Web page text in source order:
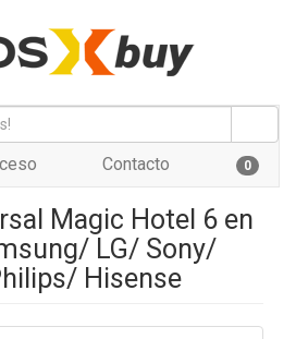
Contacto 0
Magic Hotel 6 en
LG/ Sony/
Hisense